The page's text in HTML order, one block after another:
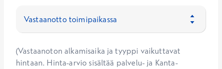
(Vastaanoton alkamisaika ja tyyppi vaikuttavat
hintaan. Hinta-arvio sisältää palvelu- ja Kanta-